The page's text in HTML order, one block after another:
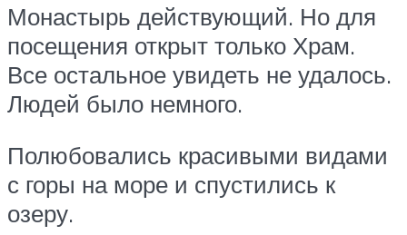
Монастырь действующий. Но для
посещения открыт только Храм.
Все остальное увидеть не удалось.
Людей было немного.
Полюбовались красивыми видами
с горы на море и спустились к
озеру.